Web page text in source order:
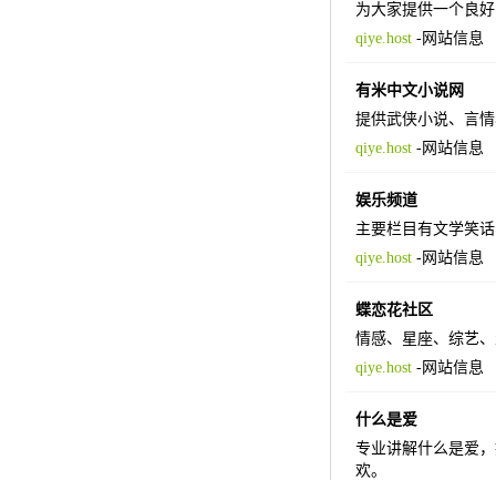
为大家提供一个良
qiye.host-网站信息
有米中文小说网
提供武侠小说、言
qiye.host-网站信息
娱乐频道
主要栏目有文学笑
qiye.host-网站信息
蝶恋花社区
情感、星座、综艺
qiye.host-网站信息
什么是爱
专业讲解什么是爱
欢。